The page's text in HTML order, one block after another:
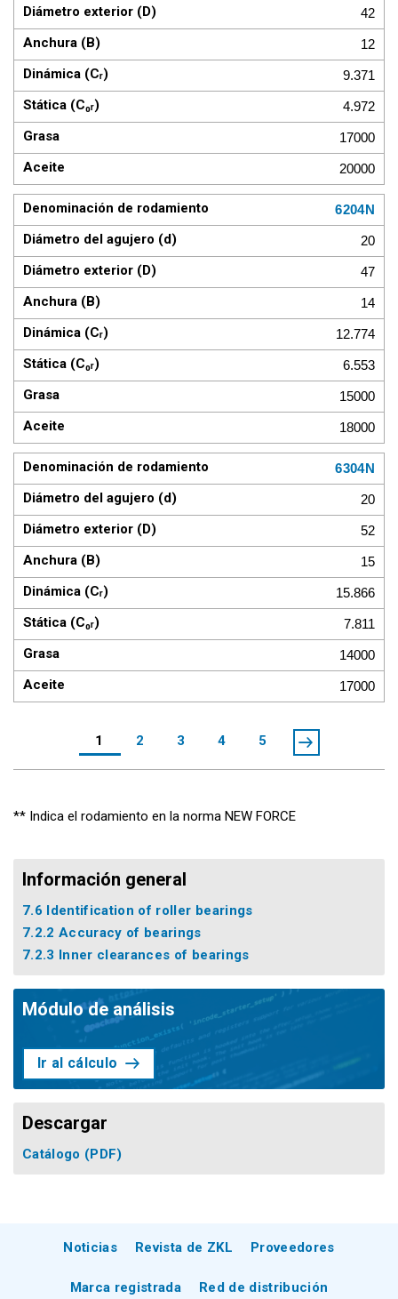
42
12
9.371
4.972
17000
20000
6204N
20
47
14
12.774
6.553
15000
18000
6304N
20
52
15
15.866
7.811
14000
17000
1 2 3 4 5
** Indica el rodamiento en la norma NEW FORCE
Información general
7.6 Identification of roller bearings
7.2.2 Accuracy of bearings
7.2.3 Inner clearances of bearings
Módulo de análisis
Ir al cálculo
Descargar
Catálogo (PDF)
Noticias Revista de ZKL Proveedores
Marca registrada Red de distribución